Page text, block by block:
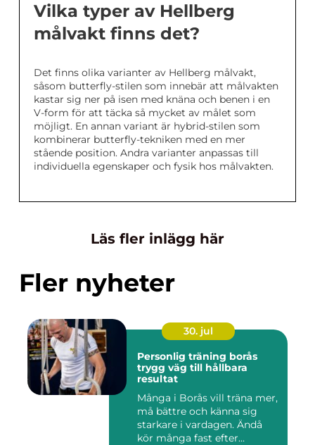
Vilka typer av Hellberg
målvakt finns det?
Det finns olika varianter av Hellberg målvakt,
såsom butterfly-stilen som innebär att målvakten
kastar sig ner på isen med knäna och benen i en
V-form för att täcka så mycket av målet som
möjligt. En annan variant är hybrid-stilen som
kombinerar butterfly-tekniken med en mer
stående position. Andra varianter anpassas till
individuella egenskaper och fysik hos målvakten.
Läs fler inlägg här
Fler nyheter
30. jul
Personlig träning borås
trygg väg till hållbara
resultat
Många i Borås vill träna mer,
må bättre och känna sig
starkare i vardagen. Ändå
kör många fast efter...